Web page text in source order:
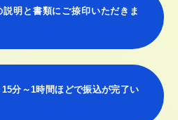
説明と書類にご捺印いただきま
分～1時間ほどで振込が完了い